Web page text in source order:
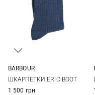
BARBOUR
ШКАРПЕТКИ ERIC BOOT
1 500 грн